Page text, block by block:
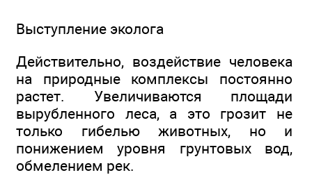
Выступление эколога
Действительно, воздействие человека
на природные комплексы постоянно
растет. Увеличиваются площади
вырубленного леса, а это грозит не
только гибелью животных, но и
понижением уровня грунтовых вод,
обмелением рек.